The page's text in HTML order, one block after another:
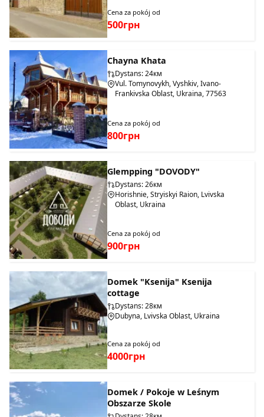
Cena za pokój od
500грн
Chayna Khata
Dystans: 24км
Vul. Tomynovykh, Vyshkiv, Ivano-
Frankivska Oblast, Ukraina, 77563
Cena za pokój od
800грн
Glempping "DOVODY"
Dystans: 26км
Horishnie, Stryiskyi Raion, Lvivska
Oblast, Ukraina
Cena za pokój od
900грн
Domek "Ksenija" Ksenija
cottage
Dystans: 28км
Dubyna, Lvivska Oblast, Ukraina
Cena za pokój od
4000грн
Domek / Pokoje w Leśnym
Obszarze Skole